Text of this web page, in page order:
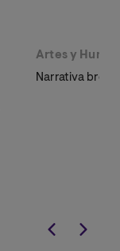
Artes y
Narrativa